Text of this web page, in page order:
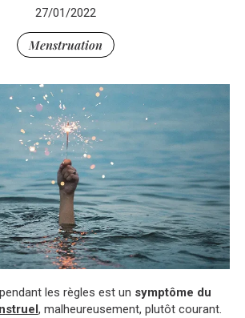
27/01/2022
Menstruation
les règles est un symptôme du
, malheureusement, plutôt courant.